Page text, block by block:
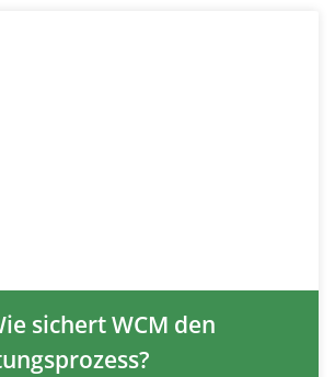
sichert WCM den